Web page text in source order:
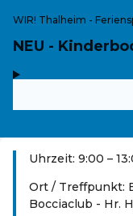
WIR! Thalheim -
NEU -
Uhrzeit: 9:00 –
Ort / Treffpunkt:
Bocciaclub - Hr.